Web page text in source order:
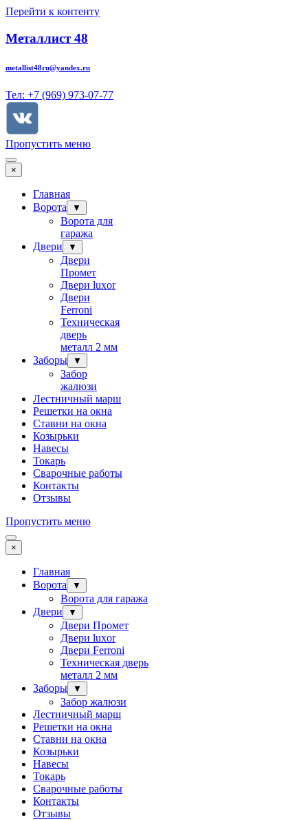
Перейти к контенту
Металлист 48
metallist48ru@yandex.ru
Тел: +7 (969) 973-07-77
Пропустить меню
×
Главная
Ворота
▼
Ворота для
гаража
Двери
▼
Двери
Промет
Двери luxor
Двери
Ferroni
Техническая
дверь
металл 2 мм
Заборы
▼
Забор
жалюзи
Лестничный марш
Решетки на окна
Ставни на окна
Козырьки
Навесы
Токарь
Сварочные работы
Контакты
Отзывы
Пропустить меню
×
Главная
Ворота
▼
Ворота для гаража
Двери
▼
Двери Промет
Двери luxor
Двери Ferroni
Техническая дверь
металл 2 мм
Заборы
▼
Забор жалюзи
Лестничный марш
Решетки на окна
Ставни на окна
Козырьки
Навесы
Токарь
Сварочные работы
Контакты
Отзывы